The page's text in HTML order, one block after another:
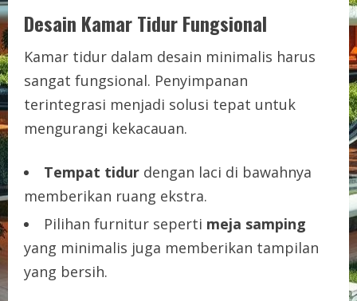
Desain Kamar Tidur Fungsional
Kamar tidur dalam desain minimalis harus
sangat fungsional. Penyimpanan
terintegrasi menjadi solusi tepat untuk
mengurangi kekacauan.
Tempat tidur dengan laci di bawahnya
memberikan ruang ekstra.
Pilihan furnitur seperti meja samping
yang minimalis juga memberikan tampilan
yang bersih.